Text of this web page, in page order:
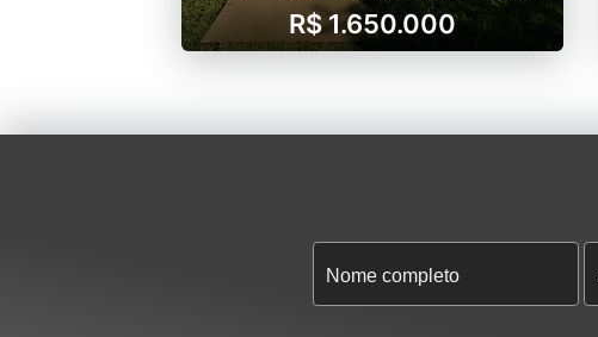
R$ 1.650.000